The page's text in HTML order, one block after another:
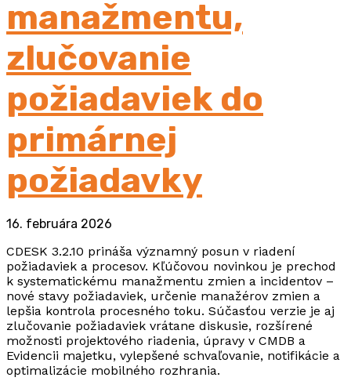
manažmentu,
zlučovanie
požiadaviek do
primárnej
požiadavky
16. februára 2026
CDESK 3.2.10 prináša významný posun v riadení
požiadaviek a procesov. Kľúčovou novinkou je prechod
k systematickému manažmentu zmien a incidentov –
nové stavy požiadaviek, určenie manažérov zmien a
lepšia kontrola procesného toku. Súčasťou verzie je aj
zlučovanie požiadaviek vrátane diskusie, rozšírené
možnosti projektového riadenia, úpravy v CMDB a
Evidencii majetku, vylepšené schvaľovanie, notifikácie a
optimalizácie mobilného rozhrania.